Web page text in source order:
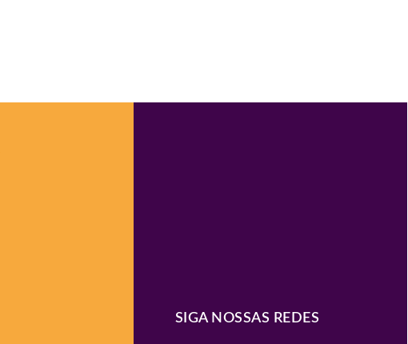
SIGA NOSSAS REDES